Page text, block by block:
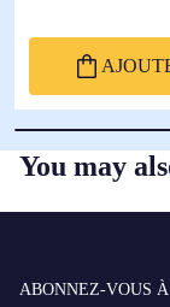
You may
ABONNEZ-VOUS